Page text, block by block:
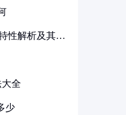
性解析及其在
全
少